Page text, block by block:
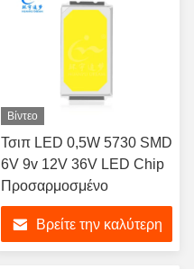
Βίντεο
Τσιπ LED 0,5W 5730 SMD
6V 9v 12V 36V LED Chip
Προσαρμοσμένο
Βρείτε την καλύτερη